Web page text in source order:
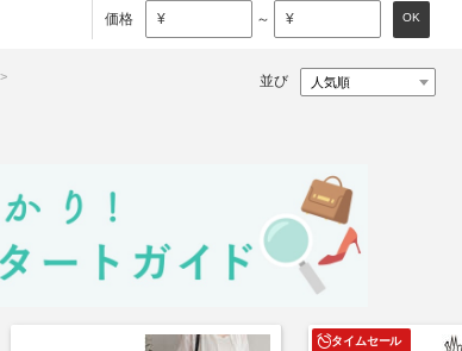
価格 ¥ ～ ¥ OK
並び
タイムセール